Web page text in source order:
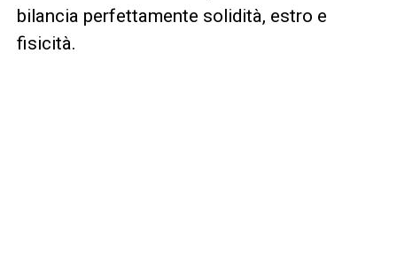
bilancia perfettamente solidità, estro e
fisicità.